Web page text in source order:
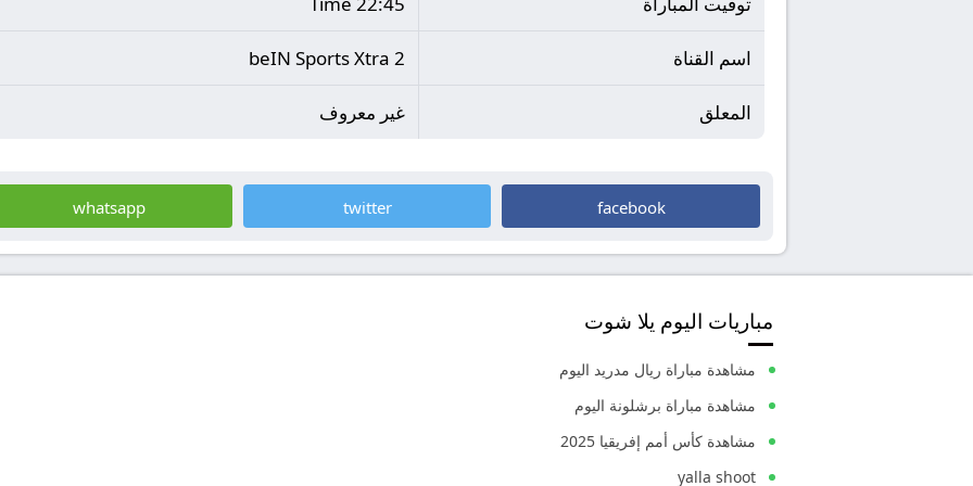
اسم القناة beIN Sports Xtra 2
المعلق غير معروف
facebook
twitter
whatsapp
مباريات اليوم يلا شوت
مشاهدة مباراة ريال مدريد اليوم
مشاهدة مباراة برشلونة اليوم
مشاهدة كأس أمم إفريقيا 2025
yalla shoot